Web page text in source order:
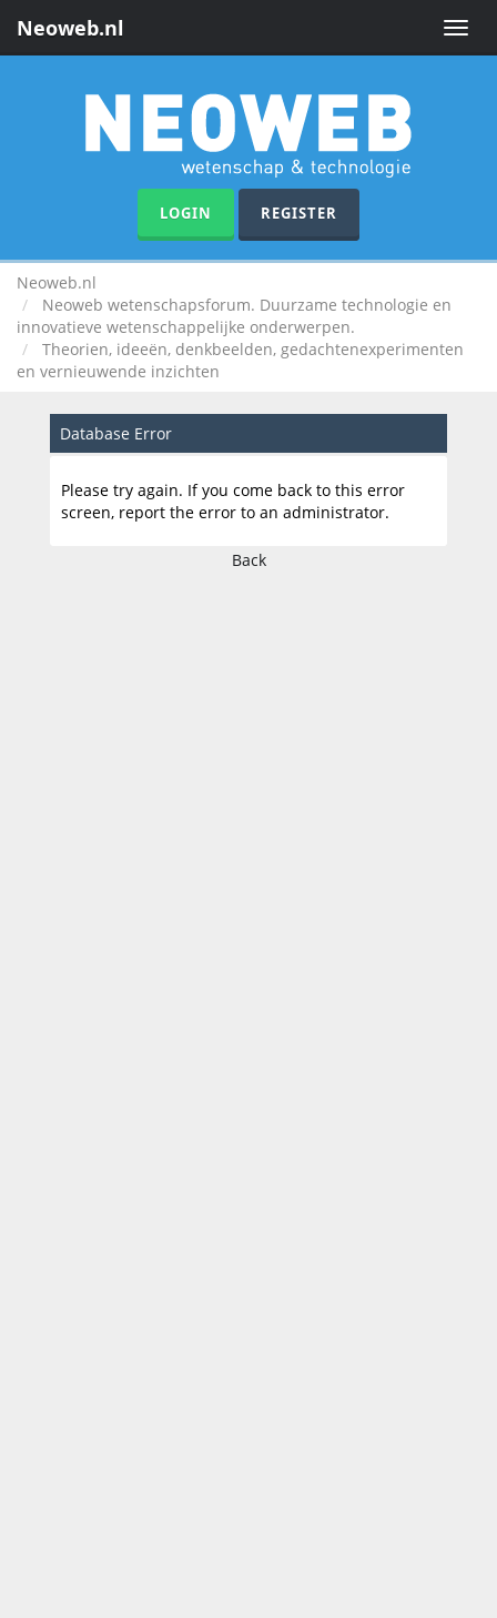
Toggle
Neoweb.nl
LOGIN REGISTER
Neoweb.nl
Neoweb wetenschapsforum. Duurzame technologie en
innovatieve wetenschappelijke onderwerpen.
Theorien, ideeën, denkbeelden, gedachtenexperimenten
en vernieuwende inzichten
Database Error
Please try again. If you come back to this error
screen, report the error to an administrator.
Back